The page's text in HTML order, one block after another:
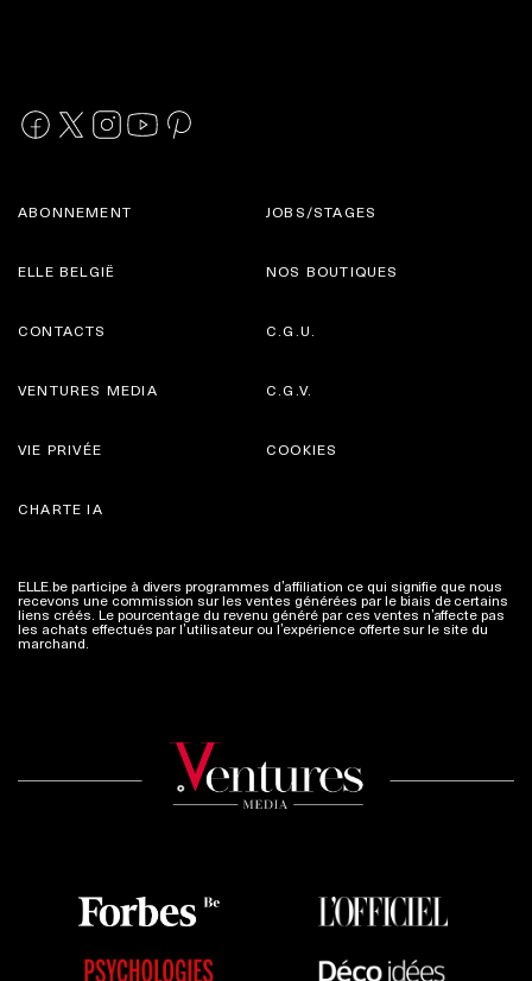
ABONNEMENT
ELLE BELGIË
JOBS/STAGES
NOS BOUTIQUES
CONTACTS
VENTURES MEDIA
C.G.U.
C.G.V.
VIE PRIVÉE
CHARTE IA
COOKIES
ELLE.be participe à divers programmes d’affiliation ce qui signifie que nous
recevons une commission sur les ventes générées par le biais de certains
liens créés. Le pourcentage du revenu généré par ces ventes n’affecte pas
les achats effectués par l’utilisateur ou l’expérience offerte sur le site du
marchand. Plus d'infos